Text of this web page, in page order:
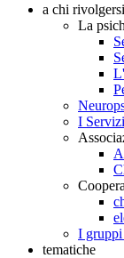
a chi rivolgersi
La
I
I
tematiche